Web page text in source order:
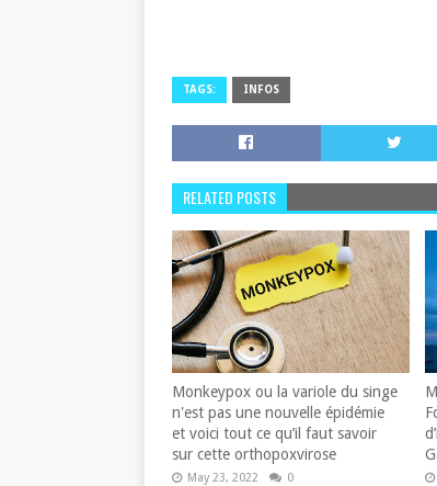
TAGS: INFOS
RELATED POSTS
Monkeypox ou la variole du singe
n'est pas une nouvelle épidémie
et voici tout ce qu’il faut savoir
sur cette orthopoxvirose
May 23, 2022 0